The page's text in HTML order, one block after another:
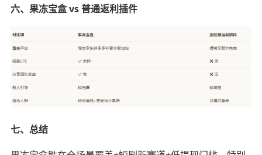
六、果冻宝盒 vs 普通返利插件
七、总结